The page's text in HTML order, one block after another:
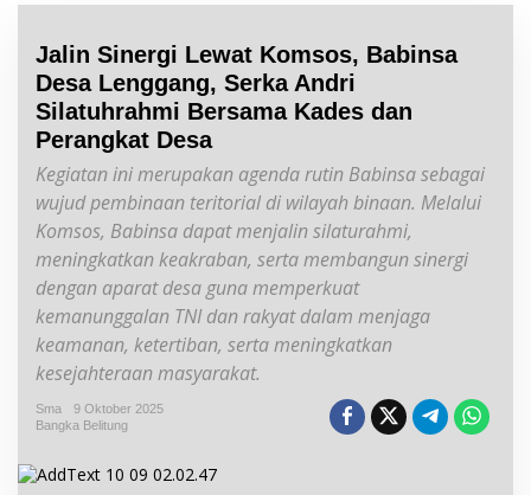
Jalin Sinergi Lewat Komsos, Babinsa
Desa Lenggang, Serka Andri
Silatuhrahmi Bersama Kades dan
Perangkat Desa
Kegiatan ini merupakan agenda rutin Babinsa sebagai
wujud pembinaan teritorial di wilayah binaan. Melalui
Komsos, Babinsa dapat menjalin silaturahmi,
meningkatkan keakraban, serta membangun sinergi
dengan aparat desa guna memperkuat
kemanunggalan TNI dan rakyat dalam menjaga
keamanan, ketertiban, serta meningkatkan
kesejahteraan masyarakat.
Sma
9 Oktober 2025
Bangka Belitung